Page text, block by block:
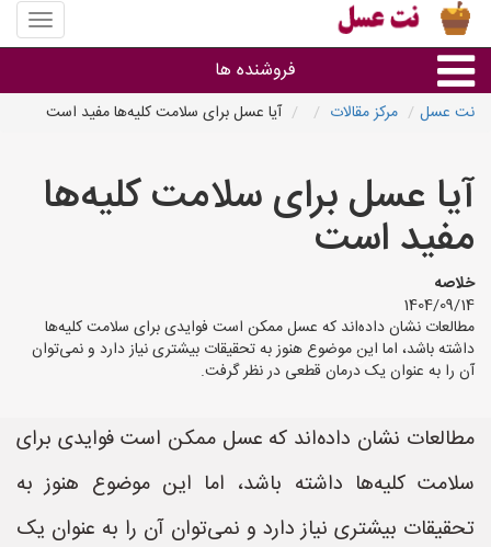
منوی
سایت
عسل
فروشنده ها
استان ها
نت عسل مرکز مقالات آیا عسل برای سلامت کلیه‌ها مفید است
آیا عسل برای سلامت کلیه‌ها
مفید است
خلاصه
1404/09/14
مطالعات نشان داده‌اند که عسل ممکن است فوایدی برای سلامت کلیه‌ها
داشته باشد، اما این موضوع هنوز به تحقیقات بیشتری نیاز دارد و نمی‌توان
آن را به عنوان یک درمان قطعی در نظر گرفت.
مطالعات نشان داده‌اند که عسل ممکن است فوایدی برای
سلامت کلیه‌ها داشته باشد، اما این موضوع هنوز به
تحقیقات بیشتری نیاز دارد و نمی‌توان آن را به عنوان یک